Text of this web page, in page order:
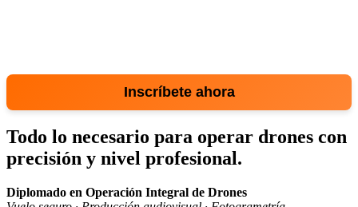
Inscríbete ahora
Todo lo necesario para operar drones con
precisión y nivel profesional.
Diplomado en Operación Integral de Drones